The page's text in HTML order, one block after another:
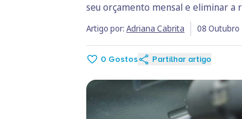
seu orçamento mensal e eliminar a
Artigo por: Adriana Cabrita 08 Outubro
0 Gostos Partilhar artigo